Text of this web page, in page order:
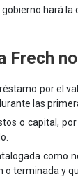
hará
Frech
por el
las
o capital,
como
terminada y